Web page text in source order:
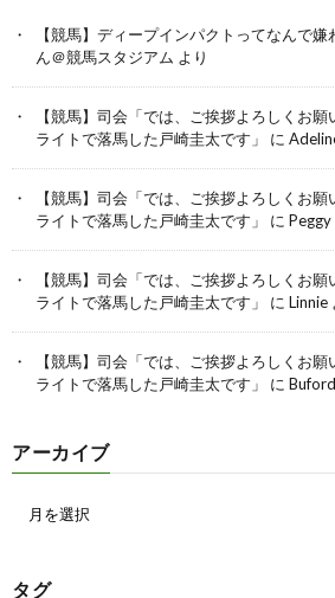
【競馬】ディープインパクトってなんで嫌
ん＠競馬スタジアム より
【競馬】司会「では、ご挨拶よろしくお
ライトで落馬した戸崎圭太です」
に
【競馬】司会「では、ご挨拶よろしくお
ライトで落馬した戸崎圭太です」
に Peggy
【競馬】司会「では、ご挨拶よろしくお
ライトで落馬した戸崎圭太です」
に Linnie
【競馬】司会「では、ご挨拶よろしくお
ライトで落馬した戸崎圭太です」
に Buford
アーカイブ
タグ